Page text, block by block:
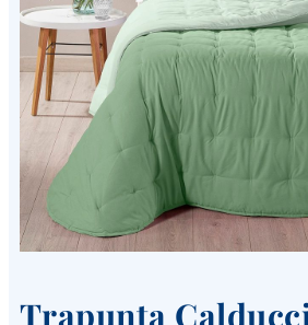
Trapunta